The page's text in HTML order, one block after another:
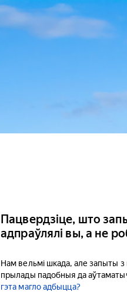
Пацвердзіце, што
адпраўлялі вы, а не
Нам вельмі шкада, але запыты
прылады падобныя да
гэта магло адбыцца?